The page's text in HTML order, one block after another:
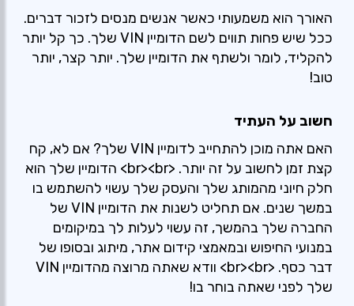
האורך הוא משמעותי כאשר אנשים מנסים לזכור דברים.
ככל שיש פחות תווים לשם הדומיין VIN שלך. כך קל יותר
להקליד, לומר ולשתף את הדומיין שלך. יותר קצר, יותר
טוב!
חשוב על העתיד
האם אתה מוכן להתחייב לדומיין VIN שלך? אם לא, קח
קצת זמן לחשוב על זה יותר. <br><br> הדומיין שלך הוא
חלק חיוני מהמותג שלך והעסק שלך עשוי להשתמש בו
במשך שנים. אם תחליט לשנות את הדומיין VIN של
החברה שלך בהמשך, זה עשוי לעלות לך במיקומים
במנועי החיפוש ובמאמצי קידום אתר, מיתוג ובסופו של
דבר כסף. <br><br> וודא שאתה מרוצה מהדומיין VIN
שלך לפני שאתה בוחר בו!